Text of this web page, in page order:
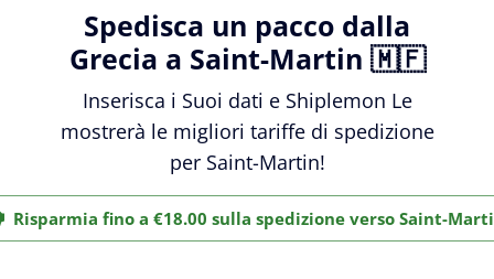
Spedisca un pacco dalla
Grecia a Saint-Martin 🇲🇫
Inserisca i Suoi dati e Shiplemon Le
mostrerà le migliori tariffe di spedizione
per Saint-Martin!
Risparmia fino a €18.00 sulla spedizione verso Saint-